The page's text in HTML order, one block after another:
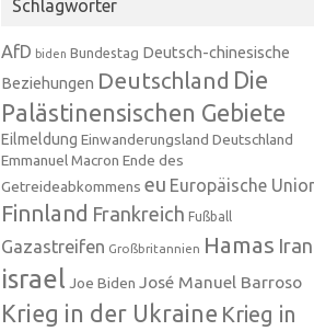
Schlagwörter
AfD biden Bundestag Deutsch-chinesische
Beziehungen Deutschland Die
Palästinensischen Gebiete
Eilmeldung Einwanderungsland Deutschland
Emmanuel Macron Ende des
Getreideabkommens eu Europäische
Finnland Frankreich Fußball
Gazastreifen Großbritannien Hamas Iran
israel Joe Biden José Manuel Barroso
Krieg in der Ukraine Krieg in